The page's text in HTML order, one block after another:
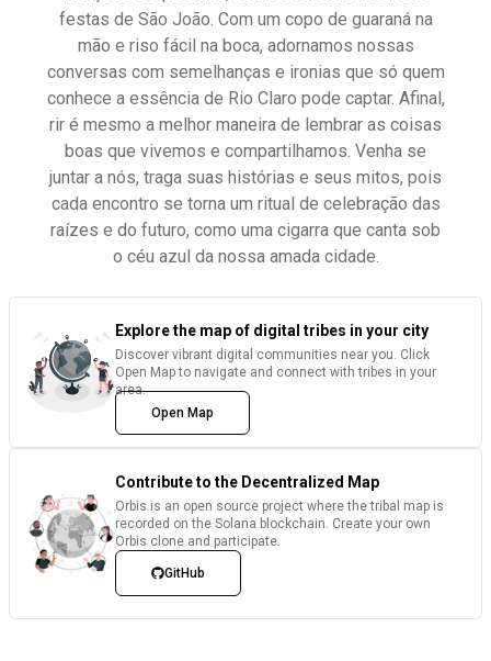
festas de São João. Com um copo de guaraná na
mão e riso fácil na boca, adornamos nossas
conversas com semelhanças e ironias que só quem
conhece a essência de Rio Claro pode captar. Afinal,
rir é mesmo a melhor maneira de lembrar as coisas
boas que vivemos e compartilhamos. Venha se
juntar a nós, traga suas histórias e seus mitos, pois
cada encontro se torna um ritual de celebração das
raízes e do futuro, como uma cigarra que canta sob
o céu azul da nossa amada cidade.
Explore the map of digital tribes in your city
Discover vibrant digital communities near you. Click
Open Map to navigate and connect with tribes in your
area.
Open Map
Contribute to the Decentralized Map
Orbis is an open source project where the tribal map is
recorded on the Solana blockchain. Create your own
Orbis clone and participate.
GitHub